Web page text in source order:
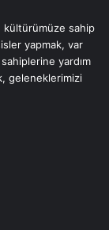
kültürümüze sahip
yapmak, var
sahiplerine yardım
geleneklerimizi